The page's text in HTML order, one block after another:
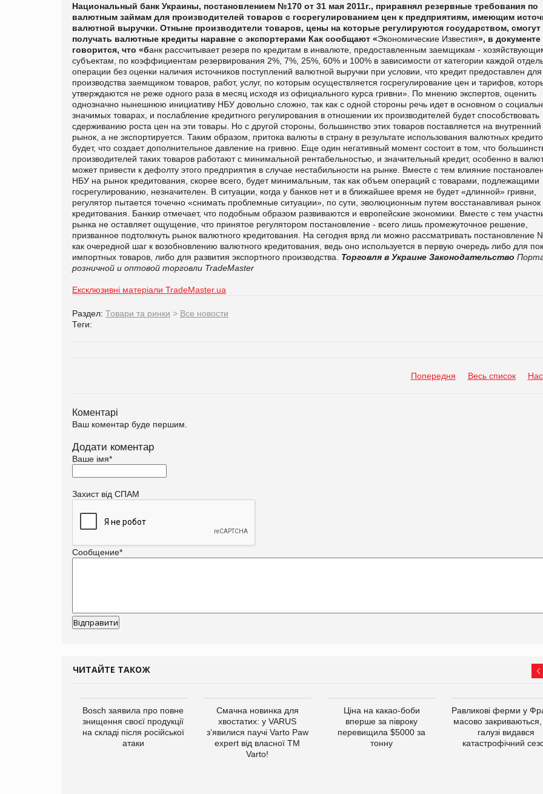
Национальный банк Украины, постановлением №170 от 31 мая 2011г., приравнял резервные требования по
валютным займам для производителей товаров с госрегулированием цен к предприятиям, имеющим
валютной выручки. Отныне производители товаров, цены на которые регулируются государством, смогут
получать валютные кредиты наравне с экспортерами Как сообщают «Экономические Известия», в документе
говорится, что «банк рассчитывает резерв по кредитам в инвалюте, предоставленным заемщикам -
субъектам, по коэффициентам резервирования 2%, 7%, 25%, 60% и 100% в зависимости от категории каждой
операции без оценки наличия источников поступлений валютной выручки при условии, что кредит предоставлен для
производства заемщиком товаров, работ, услуг, по которым осуществляется госрегулирование цен и тарифов,
утверждаются не реже одного раза в месяц исходя из официального курса гривни». По мнению экспертов, оценить
однозначно нынешнюю инициативу НБУ довольно сложно, так как с одной стороны речь идет в основном о
значимых товарах, и послабление кредитного регулирования в отношении их производителей будет способствовать
сдерживанию роста цен на эти товары. Но с другой стороны, большинство этих товаров поставляется на внутренний
рынок, а не экспортируется. Таким образом, притока валюты в страну в результате использования валютных
будет, что создает дополнительное давление на гривню. Еще один негативный момент состоит в том, что
производителей таких товаров работают с минимальной рентабельностью, и значительный кредит, особенно в
может привести к дефолту этого предприятия в случае нестабильности на рынке. Вместе с тем влияние
НБУ на рынок кредитования, скорее всего, будет минимальным, так как объем операций с товарами, подлежащими
госрегулированию, незначителен. В ситуации, когда у банков нет и в ближайшее время не будет «длинной» гривни,
регулятор пытается точечно «снимать проблемные ситуации», по сути, эволюционным путем восстанавливая рынок
кредитования. Банкир отмечает, что подобным образом развиваются и европейские экономики. Вместе с тем
рынка не оставляет ощущение, что принятое регулятором постановление - всего лишь промежуточное решение,
призванное подтолкнуть рынок валютного кредитования. На сегодня вряд ли можно рассматривать постановление
как очередной шаг к возобновлению валютного кредитования, ведь оно используется в первую очередь либо для
импортных товаров, либо для развития экспортного производства. Торговля в Украине Законодательство
розничной и оптовой торговли TradeMaster
Ексклюзивні матеріали TradeMaster.ua
Раздел: Товари та ринки > Все новости
Теги:
Попередня Весь список
Коментарі
Ваш коментар буде першим.
Додати коментар
Ваше імя*
Захист від СПАМ
Сообщение*
ЧИТАЙТЕ ТАКОЖ
Bosch заявила про повне
знищення своєї продукції
на складі після російської
атаки
Смачна новинка для
хвостатих: у VARUS
з’явилися паучі Varto Paw
expert від власної ТМ
Varto!
Ціна на какао-боби
вперше за півроку
перевищила $5000 за
тонну
Равликові ферми у
масово
галузі видався
катастрофічний